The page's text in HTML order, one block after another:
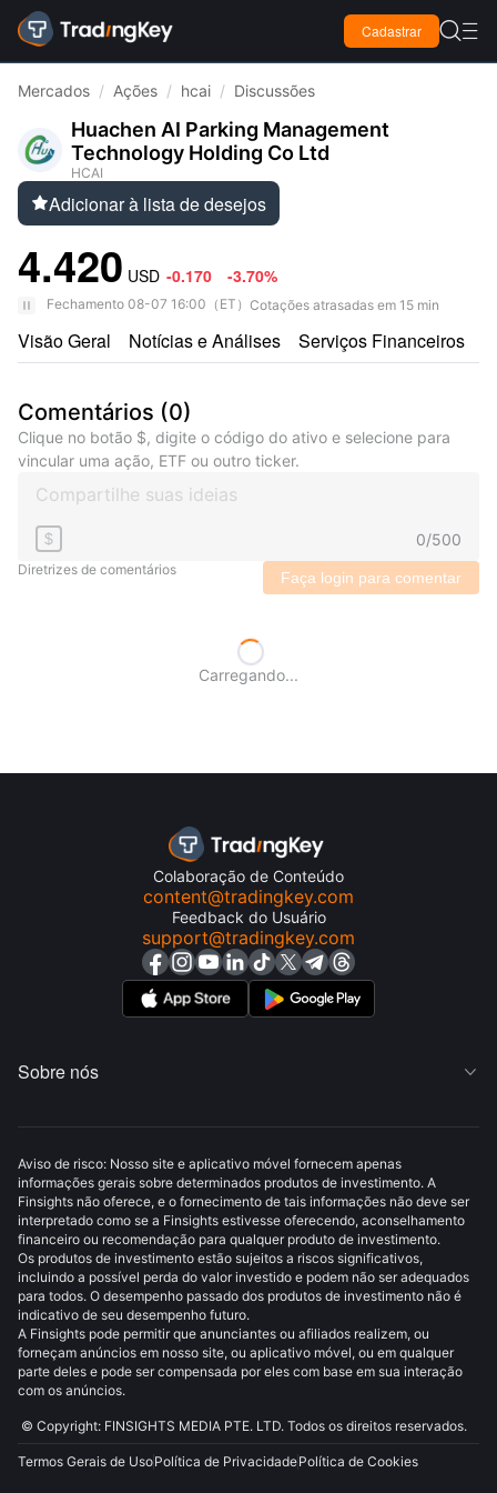
Cadastrar  
Mercados / Ações / hcai / Discussões
Huachen AI Parking Management
Technology Holding Co Ltd
HCAI
Adicionar à lista de desejos
4.420 USD -0.170 -3.70%
Fechamento 08-07 16:00 （ ET ） Cotações atrasadas em 15 min
Visão Geral Notícias e Análises Serviços Financeiros
Comentários (0)
Clique no botão $, digite o código do ativo e selecione para
vincular uma ação, ETF ou outro ticker.
$ 0/500
Diretrizes de comentários Faça login para comentar
Carregando...
Colaboração de Conteúdo
content@tradingkey.com
Feedback do Usuário
support@tradingkey.com
Sobre nós 
Aviso de risco: Nosso site e aplicativo móvel fornecem apenas
informações gerais sobre determinados produtos de investimento. A
Finsights não oferece, e o fornecimento de tais informações não deve ser
interpretado como se a Finsights estivesse oferecendo, aconselhamento
financeiro ou recomendação para qualquer produto de investimento.
Os produtos de investimento estão sujeitos a riscos significativos,
incluindo a possível perda do valor investido e podem não ser adequados
para todos. O desempenho passado dos produtos de investimento não é
indicativo de seu desempenho futuro.
A Finsights pode permitir que anunciantes ou afiliados realizem, ou
forneçam anúncios em nosso site, ou aplicativo móvel, ou em qualquer
parte deles e pode ser compensada por eles com base em sua interação
com os anúncios.
© Copyright: FINSIGHTS MEDIA PTE. LTD. Todos os direitos reservados.
Termos Gerais de UsoPolítica de PrivacidadePolítica de Cookies